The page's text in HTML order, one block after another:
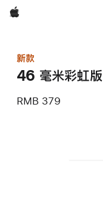
Apple
新款
46 毫米彩虹
RMB 379